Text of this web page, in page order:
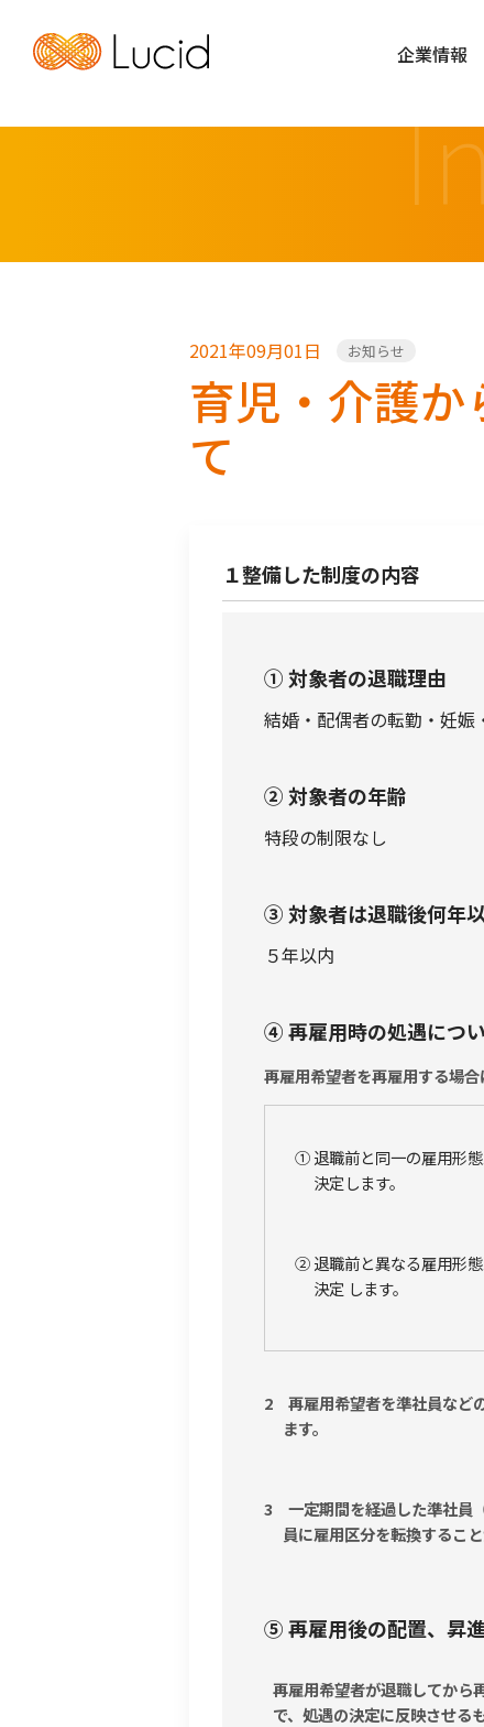
企業情報
2021年09月01日 お知らせ
育児・介護
て
１整備した制度の内容
① 対象者の退職理由
結婚・配偶者の転勤・妊
② 対象者の年齢
特段の制限なし
③ 対象者は退職後何年
５年以内
④ 再雇用時の処遇につ
再雇用希望者を再雇用する場
① 退職前と同一の雇用形
決定します。
② 退職前と異なる雇用形
決定 します。
2 再雇用希望者を準社員など
ます。
3 一定期間を経過した準社員
員に雇用区分を転換すること
⑤ 再雇用後の配置、昇
再雇用希望者が退職してから
で、処遇の決定に反映させる